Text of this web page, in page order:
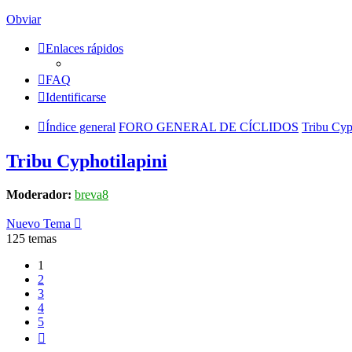
Obviar
Enlaces rápidos
FAQ
Identificarse
Índice general FORO GENERAL DE CÍCLIDOS Tribu
Tribu Cyphotilapini
Moderador: breva8
Nuevo Tema
125 temas
1
2
3
4
5